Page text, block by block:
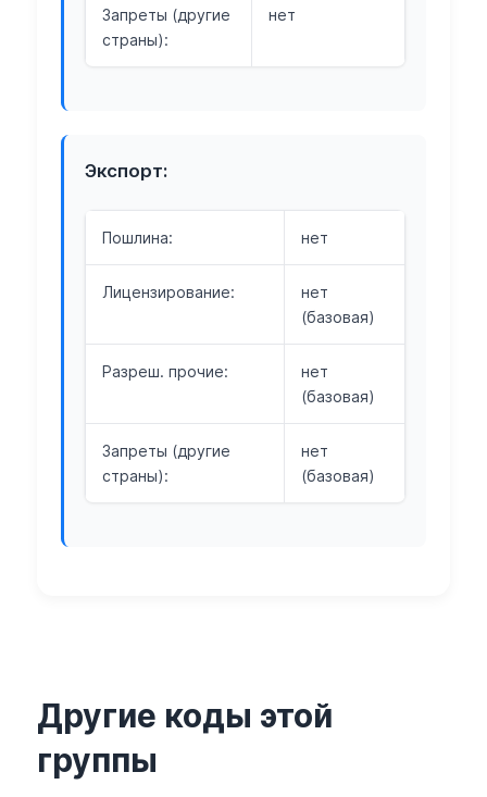
Запреты (другие
страны):
нет
Экспорт:
Пошлина: нет
Лицензирование:
нет
(базовая)
Разреш. прочие:
нет
(базовая)
Запреты (другие
страны):
нет
(базовая)
Другие коды этой
группы